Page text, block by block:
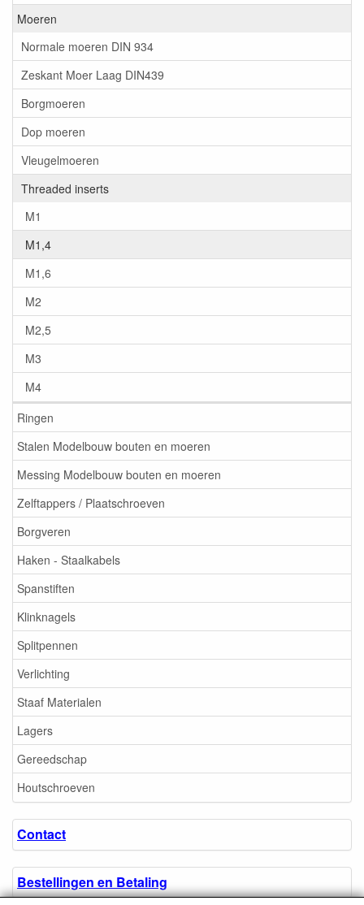
Moeren
Normale moeren DIN 934
Zeskant Moer Laag DIN439
Borgmoeren
Dop moeren
Vleugelmoeren
Threaded inserts
M1
M1,4
M1,6
M2
M2,5
M3
M4
Ringen
Stalen Modelbouw bouten en moeren
Messing Modelbouw bouten en moeren
Zelftappers / Plaatschroeven
Borgveren
Haken - Staalkabels
Spanstiften
Klinknagels
Splitpennen
Verlichting
Staaf Materialen
Lagers
Gereedschap
Houtschroeven
Contact
Bestellingen en Betaling